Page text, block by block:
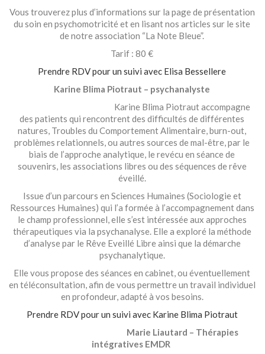
Vous trouverez plus d’informations sur la page de présentation
du soin en psychomotricité et en lisant nos articles sur le site
de notre association “La Note Bleue”.
Tarif : 80 €
Prendre RDV pour un suivi avec Elisa Bessellere
Karine Blima Piotraut – psychanalyste
Karine Blima Piotraut accompagne
des patients qui rencontrent des difficultés de différentes
natures, Troubles du Comportement Alimentaire, burn-out,
problèmes relationnels, ou autres sources de mal-être, par le
biais de l’approche analytique, le revécu en séance de
souvenirs, les associations libres ou des séquences de rêve
éveillé.
Issue d’un parcours en Sciences Humaines (Sociologie et
Ressources Humaines) qui l’a formée à l’accompagnement dans
le champ professionnel, elle s’est intéressée aux approches
thérapeutiques via la psychanalyse. Elle a exploré la méthode
d’analyse par le Rêve Eveillé Libre ainsi que la démarche
psychanalytique.
Elle vous propose des séances en cabinet, ou éventuellement
en téléconsultation, afin de vous permettre un travail individuel
en profondeur, adapté à vos besoins.
Prendre RDV pour un suivi avec Karine Blima Piotraut
Marie Liautard – Thérapies
intégratives EMDR